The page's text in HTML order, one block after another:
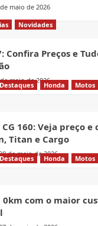
maio de 2026
Novidades
Confira Preços e
maio de 2026
Destaques Honda Motos
160: Veja preço
Titan e Cargo
de maio de 2026
Destaques Honda Motos
0km com o maior